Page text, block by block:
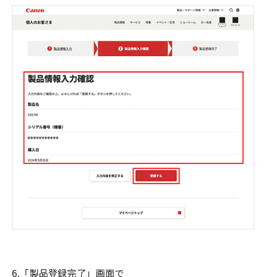
6.「製品登録完了」画面で